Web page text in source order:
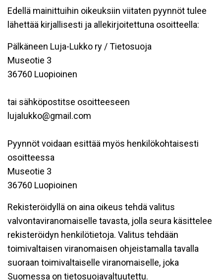
Edellä mainittuihin oikeuksiin viitaten pyynnöt tulee
lähettää kirjallisesti ja allekirjoitettuna osoitteella:
Pälkäneen Luja-Lukko ry / Tietosuoja
Museotie 3
36760 Luopioinen
tai sähköpostitse osoitteeseen
lujalukko@gmail.com
Pyynnöt voidaan esittää myös henkilökohtaisesti
osoitteessa
Museotie 3
36760 Luopioinen
Rekisteröidyllä on aina oikeus tehdä valitus
valvontaviranomaiselle tavasta, jolla seura käsittelee
rekisteröidyn henkilötietoja. Valitus tehdään
toimivaltaisen viranomaisen ohjeistamalla tavalla
suoraan toimivaltaiselle viranomaiselle, joka
Suomessa on tietosuojavaltuutettu.